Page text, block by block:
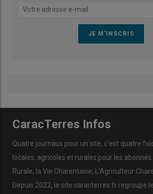
CaracTerres Infos
Quatre journaux pour un site, c’est quatre
locales, agricoles et rurales pour les abonnés
Rurale, la Vie Charentaise, L’Agriculteur
Depuis 2022, le site caracterres.fr regroupe